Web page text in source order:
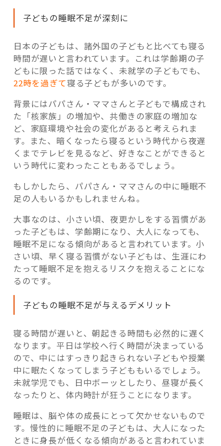
子どもの睡眠不足が深刻に
日本の子どもは、諸外国の子どもと比べても寝る
時間が遅いと言われています。これは学齢期の子
どもに限った話ではなく、未就学の子どもでも、
22時を過ぎて寝る子どもが多いのです。
背景にはパパさん・ママさんと子どもで構成され
た「核家族」の増加や、共働きの家庭の増加な
ど、家庭環境や社会の変化があると考えられま
す。また、暗くなったら寝るという時代から夜遅
くまでテレビを見るなど、好きなことができると
いう時代に変わったこともあるでしょう。
もしかしたら、パパさん・ママさんの中に睡眠不
足の人もいるかもしれませんね。
大事なのは、小さい頃、夜更かしをする習慣があ
った子どもは、学齢期になり、大人になっても、
睡眠不足になる傾向があると言われています。小
さい頃、早く寝る習慣がない子どもは、生涯にわ
たって睡眠不足を抱えるリスクを抱えることにな
るのです。
子どもの睡眠不足が与えるデメリット
寝る時間が遅いと、朝起きる時間も必然的に遅く
なります。平日は学校へ行く時間が決まっている
ので、中にはすっきり起きられない子どもや授業
中に眠たくなってしまう子どももいるでしょう。
未就学児でも、日中ボーッとしたり、昼寝が長く
なったりと、体内時計が狂うことになります。
睡眠は、脳や体の成長にとって欠かせないもので
す。慢性的に睡眠不足の子どもは、大人になった
ときに身長が低くなる傾向があると言われていま